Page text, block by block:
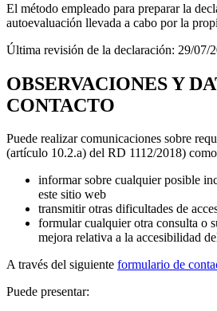
El método empleado para preparar la
autoevaluación llevada a cabo por la
Última revisión de la declaración: 29/07/
OBSERVACIONES Y
CONTACTO
Puede realizar comunicaciones sobre
(artículo 10.2.a) del RD 1112/2018)
informar sobre cualquier posible
este sitio web
transmitir otras dificultades de
formular cualquier otra consulta o
mejora relativa a la accesibilidad
A través del siguiente formulario de
Puede presentar: